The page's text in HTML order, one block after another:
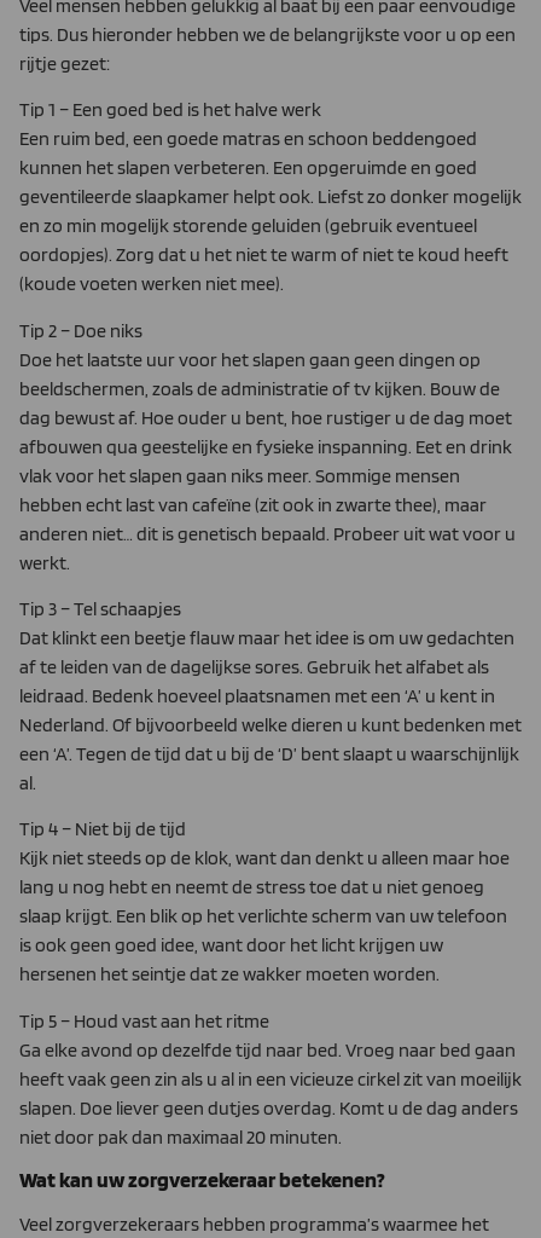
Veel mensen hebben gelukkig al baat bij een paar eenvoudige
tips. Dus hieronder hebben we de belangrijkste voor u op een
rijtje gezet:
Tip 1 – Een goed bed is het halve werk
Een ruim bed, een goede matras en schoon beddengoed
kunnen het slapen verbeteren. Een opgeruimde en goed
geventileerde slaapkamer helpt ook. Liefst zo donker mogelijk
en zo min mogelijk storende geluiden (gebruik eventueel
oordopjes). Zorg dat u het niet te warm of niet te koud heeft
(koude voeten werken niet mee).
Tip 2 – Doe niks
Doe het laatste uur voor het slapen gaan geen dingen op
beeldschermen, zoals de administratie of tv kijken. Bouw de
dag bewust af. Hoe ouder u bent, hoe rustiger u de dag moet
afbouwen qua geestelijke en fysieke inspanning. Eet en drink
vlak voor het slapen gaan niks meer. Sommige mensen
hebben echt last van cafeïne (zit ook in zwarte thee), maar
anderen niet… dit is genetisch bepaald. Probeer uit wat voor u
werkt.
Tip 3 – Tel schaapjes
Dat klinkt een beetje flauw maar het idee is om uw gedachten
af te leiden van de dagelijkse sores. Gebruik het alfabet als
leidraad. Bedenk hoeveel plaatsnamen met een ‘A’ u kent in
Nederland. Of bijvoorbeeld welke dieren u kunt bedenken met
een ‘A’. Tegen de tijd dat u bij de ‘D’ bent slaapt u waarschijnlijk
al.
Tip 4 – Niet bij de tijd
Kijk niet steeds op de klok, want dan denkt u alleen maar hoe
lang u nog hebt en neemt de stress toe dat u niet genoeg
slaap krijgt. Een blik op het verlichte scherm van uw telefoon
is ook geen goed idee, want door het licht krijgen uw
hersenen het seintje dat ze wakker moeten worden.
Tip 5 – Houd vast aan het ritme
Ga elke avond op dezelfde tijd naar bed. Vroeg naar bed gaan
heeft vaak geen zin als u al in een vicieuze cirkel zit van moeilijk
slapen. Doe liever geen dutjes overdag. Komt u de dag anders
niet door pak dan maximaal 20 minuten.
Wat kan uw zorgverzekeraar betekenen?
Veel zorgverzekeraars hebben programma’s waarmee het